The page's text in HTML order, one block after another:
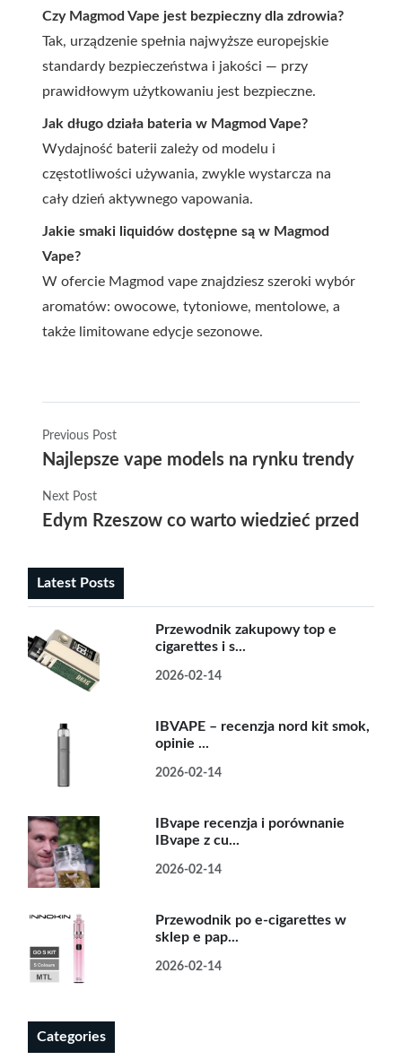
Czy Magmod Vape jest bezpieczny dla zdrowia?
Tak, urządzenie spełnia najwyższe europejskie
standardy bezpieczeństwa i jakości — przy
prawidłowym użytkowaniu jest bezpieczne.
Jak długo działa bateria w Magmod Vape?
Wydajność baterii zależy od modelu i
częstotliwości używania, zwykle wystarcza na
cały dzień aktywnego vapowania.
Jakie smaki liquidów dostępne są w Magmod
Vape?
W ofercie Magmod vape znajdziesz szeroki wybór
aromatów: owocowe, tytoniowe, mentolowe, a
także limitowane edycje sezonowe.
Previous Post
Najlepsze vape models na rynku trendy i
Next Post
Edym Rzeszow co warto wiedzieć przed
Latest Posts
Przewodnik zakupowy top e
cigarettes i s...
2026-02-14
IBVAPE – recenzja nord kit smok,
opinie ...
2026-02-14
IBvape recenzja i porównanie
IBvape z cu...
2026-02-14
Przewodnik po e-cigarettes w
sklep e pap...
2026-02-14
Categories